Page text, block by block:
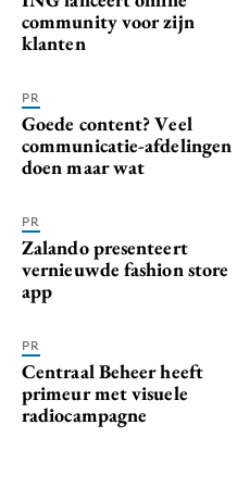
community voor zijn
klanten
PR
Goede content? Veel
communicatie-afdelingen
doen maar wat
PR
Zalando presenteert
vernieuwde fashion store
app
PR
Centraal Beheer heeft
primeur met visuele
radiocampagne